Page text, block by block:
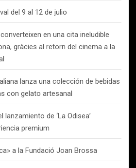
del 9 al 12 de julio
en una cita ineludible
gràcies al retorn del cinema a la
lanza una colección de bebidas
con gelato artesanal
de ‘La Odisea’
premium
a la Fundació Joan Brossa